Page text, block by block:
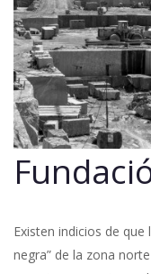
Existen indicios de
negra” de la zona